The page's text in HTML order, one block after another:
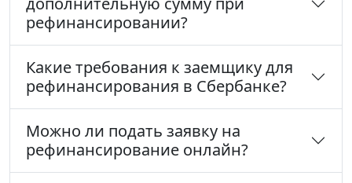
рефинансировании?
Какие требования к заемщику для
рефинансирования в Сбербанке?
Можно ли подать заявку на
рефинансирование онлайн?